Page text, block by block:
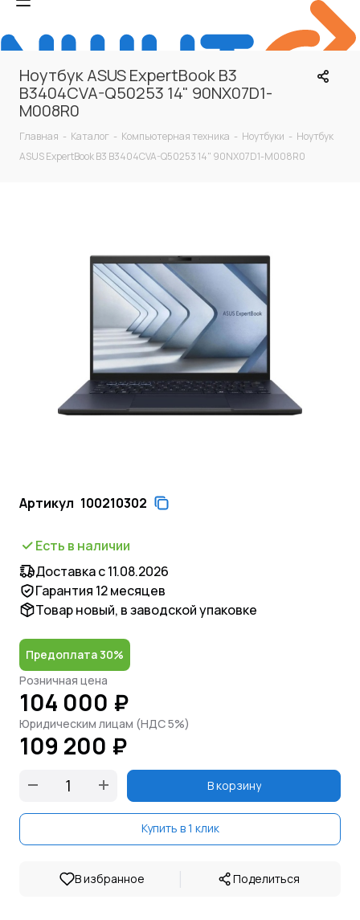
Ноутбук ASUS ExpertBook B3
B3404CVA-Q50253 14" 90NX07D1-
M008R0
Главная - Каталог - Компьютерная техника - Ноутбуки - Ноутбук
ASUS ExpertBook B3 B3404CVA-Q50253 14" 90NX07D1-M008R0
Артикул 100210302
Есть в наличии
Доставка с 11.08.2026
Гарантия 12 месяцев
Товар новый, в заводской упаковке
Предоплата 30%
Розничная цена
104 000 ₽
Юридическим лицам (НДС 5%)
109 200 ₽
В корзину
Купить в 1 клик
В избранное | Поделиться